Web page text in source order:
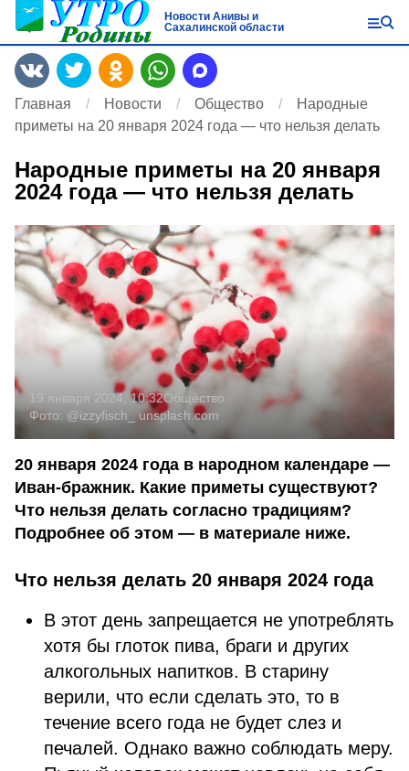
Новости Анивы и
Сахалинской области
Главная Новости Общество
Народные
приметы на 20 января 2024 года — что нельзя делать
Народные приметы на 20 января
2024 года — что нельзя делать
19 января 2024, 10:32Общество
Фото: @izzyfisch_ unsplash.com
20 января 2024 года в народном календаре —
Иван-бражник. Какие приметы существуют?
Что нельзя делать согласно традициям?
Подробнее об этом — в материале ниже.
Что нельзя делать 20 января 2024 года
В этот день запрещается не употреблять
хотя бы глоток пива, браги и других
алкогольных напитков. В старину
верили, что если сделать это, то в
течение всего года не будет слез и
печалей. Однако важно соблюдать меру.